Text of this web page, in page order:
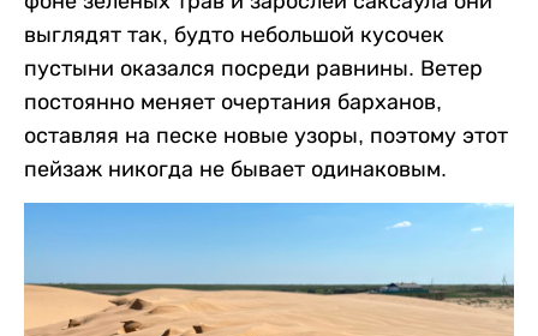
выглядят так, будто небольшой кусочек
пустыни оказался посреди равнины. Ветер
постоянно меняет очертания барханов,
оставляя на песке новые узоры, поэтому этот
пейзаж никогда не бывает одинаковым.